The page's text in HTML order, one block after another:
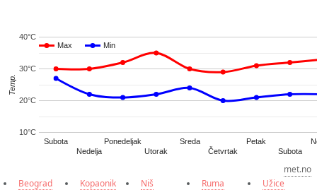
Subota
Nedelja
Ponedeljak
Utorak
Sreda
Četvrtak
Petak
Subota
10°C
20°C
30°C
40°C
Max
Max Min
Min
Temp.
met.no
Beograd
Kopaonik
Niš
Ruma
Užice